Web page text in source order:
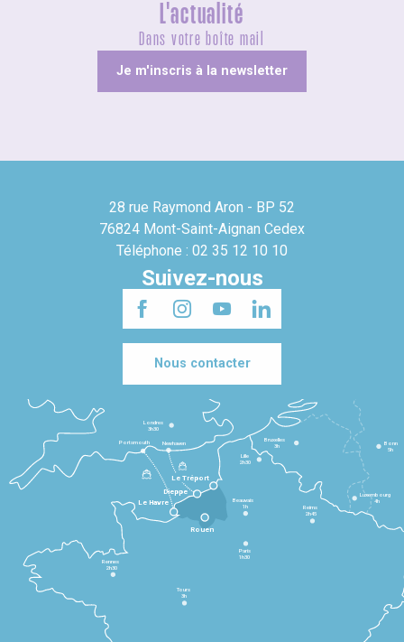
L'actualité
Dans votre boîte mail
Je m'inscris à la newsletter
28 rue Raymond Aron - BP 52
76824 Mont-Saint-Aignan Cedex
Téléphone : 02 35 12 10 10
Suivez-nous
Nous contacter
Le Havre
Dieppe
Le Tréport
Rennes
2h30
Tours
3h
Paris
1h30
Beauvais
1h
Reims
2h45
Lille
2h30
Bruxelles
3h
Londres
3h30
Newhaven
Portsmouth
Bonn
5h
Luxembourg
4h
Rouen